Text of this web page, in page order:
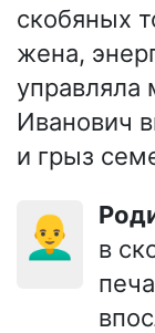
скобяных
жена,
управляла
Иванович
и грыз
👨‍🦲
в